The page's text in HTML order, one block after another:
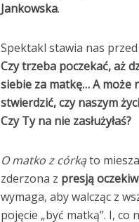
Jankowska.
Spektakl stawia nas
Czy trzeba poczekać, aż
siebie za matkę… A może
stwierdzić, czy naszym
Czy Ty na nie zasłużyłaś?
O matko z córkąto
zderzona z presją
wymaga, aby walcząc z
pojęcie „być matką”. I,